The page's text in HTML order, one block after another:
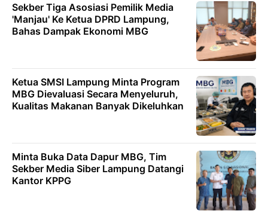
Sekber Tiga Asosiasi Pemilik Media
'Manjau' Ke Ketua DPRD Lampung,
Bahas Dampak Ekonomi MBG
Ketua SMSI Lampung Minta Program
MBG Dievaluasi Secara Menyeluruh,
Kualitas Makanan Banyak Dikeluhkan
Minta Buka Data Dapur MBG, Tim
Sekber Media Siber Lampung Datangi
Kantor KPPG